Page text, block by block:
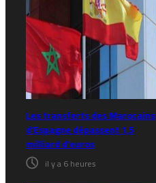
Les transferts des Marocains
d’Espagne dépassent 1,5
milliard d’euros
il y a 6 heures